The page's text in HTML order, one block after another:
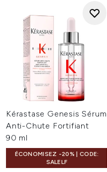
Kérastase Genesis Sérum
Anti-Chute Fortifiant
90 ml
ÉCONOMISEZ -20% | CODE:
SALELF